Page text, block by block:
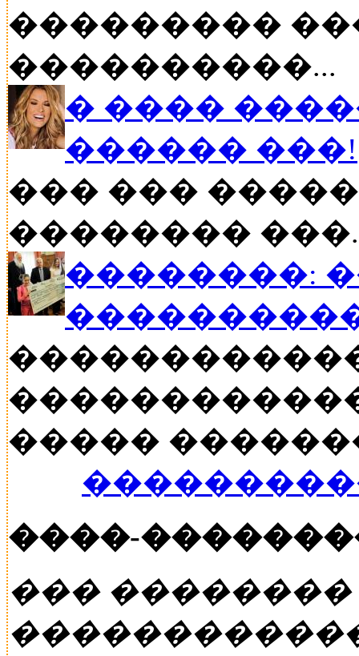
���������
����������...
� ����
������ ���!
��� ���
��������
��������:
�����
����-
���